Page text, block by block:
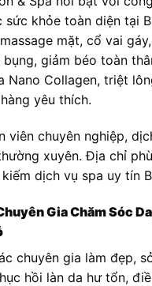
sức khỏe toàn diện tại
mặt, cổ vai
bụng, giảm béo toàn
Nano Collagen, triệt
yêu thích.
viên chuyên nghiệp,
xuyên. Địa chỉ
dịch vụ spa uy tín
Gia Chăm Sóc
chuyên gia làm đẹp,
hồi làn da hư tổn,